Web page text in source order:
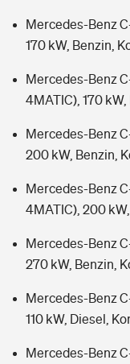
Mercedes-Benz
170 kW, Benzin,
Mercedes-Benz
4MATIC), 170
Mercedes-Benz
200 kW, Benzin,
Mercedes-Benz
4MATIC), 200
Mercedes-Benz
270 kW, Benzin,
Mercedes-Benz
110 kW, Diesel,
Mercedes-Benz